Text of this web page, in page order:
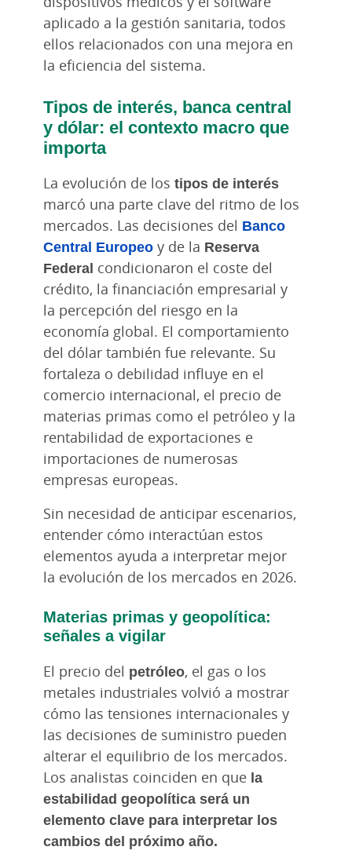
aplicado a la gestión sanitaria, todos
ellos relacionados con una mejora en
la eficiencia del sistema.
Tipos de interés, banca central
y dólar: el contexto macro que
importa
La evolución de los tipos de interés
marcó una parte clave del ritmo de los
mercados. Las decisiones del Banco
Central Europeo y de la Reserva
Federal condicionaron el coste del
crédito, la financiación empresarial y
la percepción del riesgo en la
economía global. El comportamiento
del dólar también fue relevante. Su
fortaleza o debilidad influye en el
comercio internacional, el precio de
materias primas como el petróleo y la
rentabilidad de exportaciones e
importaciones de numerosas
empresas europeas.
Sin necesidad de anticipar escenarios,
entender cómo interactúan estos
elementos ayuda a interpretar mejor
la evolución de los mercados en 2026.
Materias primas y geopolítica:
señales a vigilar
El precio del petróleo, el gas o los
metales industriales volvió a mostrar
cómo las tensiones internacionales y
las decisiones de suministro pueden
alterar el equilibrio de los mercados.
Los analistas coinciden en que la
estabilidad geopolítica será un
elemento clave para interpretar los
cambios del próximo año.